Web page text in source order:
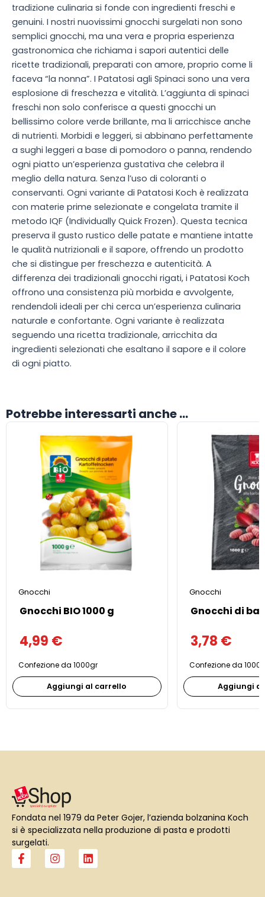
tradizione culinaria si fonde con ingredienti freschi e
genuini. I nostri nuovissimi gnocchi surgelati non sono
semplici gnocchi, ma una vera e propria esperienza
gastronomica che richiama i sapori autentici delle
ricette tradizionali, preparati con amore, proprio come li
faceva “la nonna”. I Patatosi agli Spinaci sono una vera
esplosione di freschezza e vitalità. L’aggiunta di spinaci
freschi non solo conferisce a questi gnocchi un
bellissimo colore verde brillante, ma li arricchisce anche
di nutrienti. Morbidi e leggeri, si abbinano perfettamente
a sughi leggeri a base di pomodoro o panna, rendendo
ogni piatto un’esperienza gustativa che celebra il
meglio della natura. Senza l’uso di coloranti o
conservanti. Ogni variante di Patatosi Koch è realizzata
con materie prime selezionate e congelata tramite il
metodo IQF (Individually Quick Frozen). Questa tecnica
preserva il gusto rustico delle patate e mantiene intatte
le qualità nutrizionali e il sapore, offrendo un prodotto
che si distingue per freschezza e autenticità. A
differenza dei tradizionali gnocchi rigati, i Patatosi Koch
offrono una consistenza più morbida e avvolgente,
rendendoli ideali per chi cerca un’esperienza culinaria
naturale e confortante. Ogni variante è realizzata
seguendo una ricetta tradizionale, arricchita da
ingredienti selezionati che esaltano il sapore e il colore
di ogni piatto.
Potrebbe interessarti anche ...
Gnocchi
Gnocchi BIO 1000 g
4,99 €
Confezione da 1000gr
Aggiungi al carrello
Gnocchi
Gnocchi di
3,78 €
Confezione da
Aggiungi
Fondata nel 1979 da Peter Gojer, l’azienda bolzanina Koch
si è specializzata nella produzione di pasta e prodotti
surgelati.
F
a
I
n
L
i